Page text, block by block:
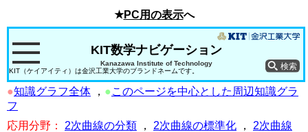
★PC用の表示へ
Kanazawa Institute of Technology
KIT数学ナビゲーション
KIT（ケイアイティ）は金沢工業大学のブランドネームです。
●知識グラフ全体 ， ●このページを中心とした周辺知識グラ
フ
応用分野：
2次曲線の分類 ， 2次曲線の標準化 ， 2次曲線